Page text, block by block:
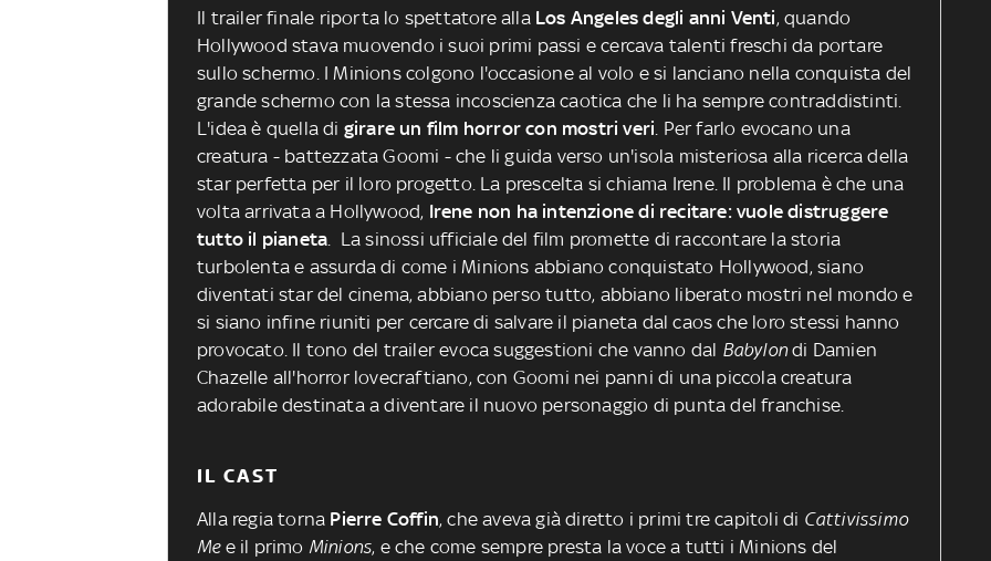
Il trailer finale riporta lo spettatore alla Los Angeles degli anni Venti, quando
Hollywood stava muovendo i suoi primi passi e cercava talenti freschi da portare
sullo schermo. I Minions colgono l'occasione al volo e si lanciano nella conquista del
grande schermo con la stessa incoscienza caotica che li ha sempre contraddistinti.
L'idea è quella di girare un film horror con mostri veri . Per farlo evocano una
creatura - battezzata Goomi - che li guida verso un'isola misteriosa alla ricerca della
star perfetta per il loro progetto. La prescelta si chiama Irene. Il problema è che una
volta arrivata a Hollywood, Irene non ha intenzione di recitare: vuole distruggere
tutto il pianeta . La sinossi ufficiale del film promette di raccontare la storia
turbolenta e assurda di come i Minions abbiano conquistato Hollywood, siano
diventati star del cinema, abbiano perso tutto, abbiano liberato mostri nel mondo e
si siano infine riuniti per cercare di salvare il pianeta dal caos che loro stessi hanno
provocato. Il tono del trailer evoca suggestioni che vanno dal Babylondi Damien
Chazelle all'horror lovecraftiano, con Goomi nei panni di una piccola creatura
adorabile destinata a diventare il nuovo personaggio di punta del franchise.
IL CAST
Alla regia torna Pierre Coffin, che aveva già diretto i primi tre capitoli di Cattivissimo
Mee il primo Minions, e che come sempre presta la voce a tutti i Minions del